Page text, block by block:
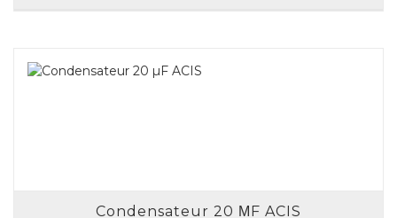
Condensateur 20 ΜF ACIS